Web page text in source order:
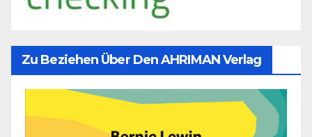
Zu Beziehen Über Den AHRIMAN Verlag